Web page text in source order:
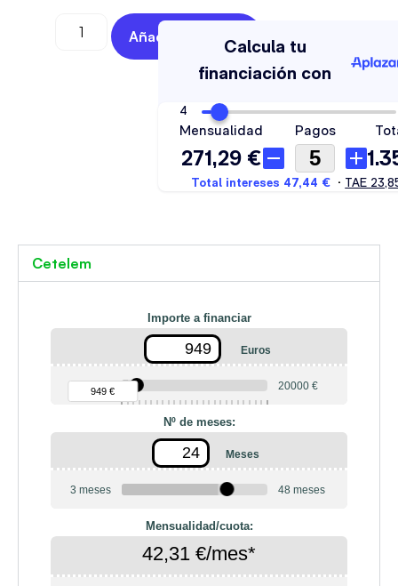
Añadir Al Carrito
Cetelem
Importe a financiar
Euros
90 €
949 € 20000 €
Nº de meses:
Meses
3 meses 48 meses
Mensualidad/cuota:
42,31 €/mes*